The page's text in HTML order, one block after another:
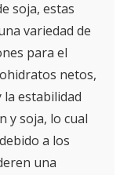
soja, estas
variedad de
para el
netos,
estabilidad
y soja, lo cual
a los
una